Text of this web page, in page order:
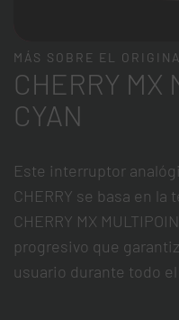
MÁS SOBRE EL
CHERRY MX
CYAN
Este interruptor
CHERRY se basa en la
CHERRY MX
progresivo que
usuario durante todo